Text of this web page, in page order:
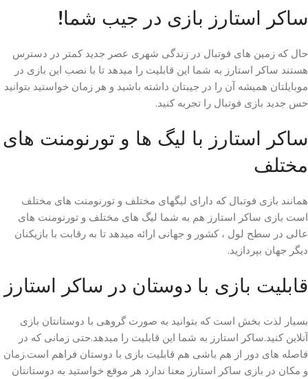
ساکر استارز بازی در جیب شما!
حال که زمین های فوتبال در زندگی شهری عصر جدید کمتر در دسترس
هستند ساکر استارز به شما این قابلیت را میدهد تا با نصب این بازی در
موبایلتان همیشه آن را در جیبتان داشته باشید و هر زمان خواستید بتوانید
حس جدید بازی فوتبال را تجربه کنید.
ساکر استارز با لیگ ها و تورنومنت های
مختلف
همانند بازی فوتبال که دارای لیگهای مختلف و تورنومنت های مختلف
است بازی ساکر استارز هم به شما لیگ های مختلف و تورنومنت های
عالی در سطح لول ، کشور و جهانی ارائه میدهد تا به رقابت با بازیکنان
دیگر جهان بپردازید.
قابلیت بازی با دوستان در ساکر استارز
بسیار لذت بخش است که بتوانید به صورت گروهی با دوستانتان بازی
آنلاین کنید.ساکر استارز به شما این قابلیت را میدهد.حتی زمانی که در
فاصله های دور از هم باشی هم قابلیت بازی با دوستان فراهم است.زمان
و مکان در بازی ساکر استارز معنا ندارد هر موقع خواستید به دوستانتان